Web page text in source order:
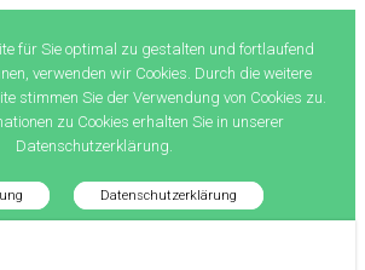
für Sie optimal zu gestalten und fortlaufend
verwenden wir Cookies. Durch die weitere
stimmen Sie der Verwendung von Cookies zu.
zu Cookies erhalten Sie in unserer
Datenschutzerklärung.
Datenschutzerklärung